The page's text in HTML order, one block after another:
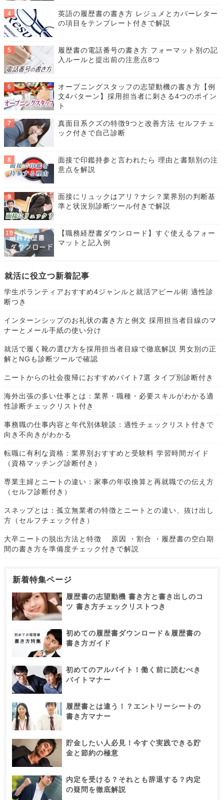
英語の履歴書の書き方 レジュメとカバーレター
の項目をテンプレート付きで解説
履歴書の電話番号の書き方 フォーマット別の記
入ルールと提出前の注意点8つ
オープニングスタッフの志望動機の書き方【例
文4パターン】採用担当者に刺さる4つのポイン
ト
真面目系クズの特徴9つと改善方法 セルフチェ
ック付きで自己診断
面接で印鑑持参と言われたら 理由と書類別の注
意点を解説
面接にリュックはアリ？ナシ？業界別の判断基
準と状況別診断ツール付きで解説
【職務経歴書ダウンロード】すぐ使えるフォー
マットと記入例
就活に役立つ新着記事
学生ボランティアおすすめ4ジャンルと就活アピール術 適性診
断つき
インターンシップのお礼状の書き方と例文 採用担当者目線のマ
ナーとメール手紙の使い分け
就活で履く靴の選び方を採用担当者目線で徹底解説 男女別の正
解とNGも診断ツールで確認
ニートからの社会復帰におすすめバイト7選 タイプ別診断付き
海外出張の多い仕事とは：業界・職種・必要スキルがわかる適
性診断チェックリスト付き
事務職の仕事内容と年代別体験談：適性チェックリスト付きで
向き不向きがわかる
転職に有利な資格：業界別おすすめと受験料 学習時間ガイド
（資格マッチング診断付き）
専業主婦とニートの違い：家事の年収換算と再就職での伝え方
（セルフ診断付き）
スネップとは：孤立無業者の特徴とニートとの違い、抜け出し
方（セルフチェック付き）
大卒ニートの脱出方法と特徴 原因 ・割合 ・履歴書の空白期
間の書き方を準備度チェック付きで解説
新着特集ページ
履歴書の志望動機 書き方と書き出しのコ
ツ 書き方チェックリストつき
初めての履歴書ダウンロード＆履歴書の
書き方ガイド
初めてのアルバイト！働く前に読むべき
バイトマナー
履歴書とは違う！？エントリーシートの
書き方マナー
貯金したい人必見！今すぐ実践できる貯
金と節約の極意
内定を受ける？それとも辞退する？内定
の疑問を徹底解説